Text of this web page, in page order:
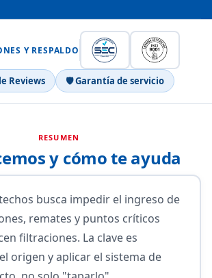
Y RESPALDO
Reviews 🛡 Garantía de servicio
RESUMEN
y cómo te ayuda
busca impedir el ingreso de
remates y puntos críticos
filtraciones. La clave es
origen y aplicar el sistema de